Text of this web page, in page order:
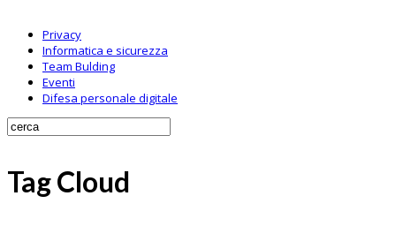
Privacy
Informatica e sicurezza
Team Bulding
Eventi
Difesa personale digitale
Tag Cloud